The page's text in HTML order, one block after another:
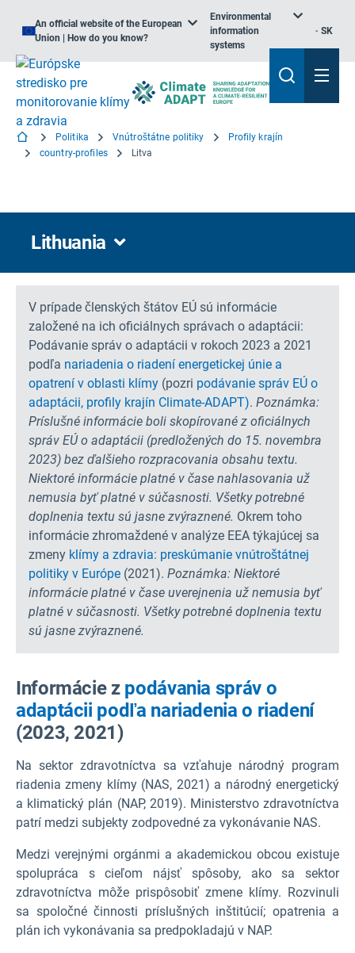
An official website of the European
Union | How do you know?
Environmental
information
systems
SK
Politika Vnútroštátne politiky
Profily krajín
country-profiles
Litva
Lithuania
V prípade členských štátov EÚ sú informácie
založené na ich oficiálnych správach o adaptácii:
Podávanie správ o adaptácii v rokoch 2023 a 2021
podľa nariadenia o riadení energetickej únie a
opatrení v oblasti klímy (pozri podávanie správ EÚ o
adaptácii, profily krajín Climate-ADAPT). Poznámka:
Príslušné informácie boli skopírované z oficiálnych
správ EÚ o adaptácii (predložených do 15. novembra
2023) bez ďalšieho rozpracovania obsahu textu.
Niektoré informácie platné v čase nahlasovania už
nemusia byť platné v súčasnosti. Všetky potrebné
doplnenia textu sú jasne zvýraznené. Okrem toho
informácie zhromaždené v analýze EEA týkajúcej sa
zmeny klímy a zdravia: preskúmanie vnútroštátnej
politiky v Európe (2021). Poznámka: Niektoré
informácie platné v čase uverejnenia už nemusia byť
platné v súčasnosti. Všetky potrebné doplnenia textu
sú jasne zvýraznené.
Informácie z podávania správ o
adaptácii podľa nariadenia o riadení
(2023, 2021)
Na sektor zdravotníctva sa vzťahuje národný program
riadenia zmeny klímy (NAS, 2021) a národný energetický
a klimatický plán (NAP, 2019). Ministerstvo zdravotníctva
patrí medzi subjekty zodpovedné za vykonávanie NAS.
Medzi verejnými orgánmi a akademickou obcou existuje
spolupráca s cieľom nájsť spôsoby, ako sa sektor
zdravotníctva môže prispôsobiť zmene klímy. Rozvinuli
sa spoločné činnosti príslušných inštitúcií; opatrenia a
plán ich vykonávania sa predpokladajú v NAP.